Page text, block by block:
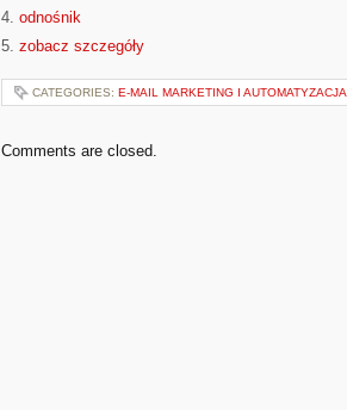
4. odnośnik
5. zobacz szczegóły
CATEGORIES: E-MAIL MARKETING I AUTOMATYZACJA
Comments are closed.